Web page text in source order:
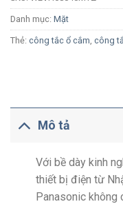
Danh mục: Mặt
Thẻ: công tắc ổ cắm công
Mô tả
Với bề dày kinh
thiết bị điện từ
Panasonic không